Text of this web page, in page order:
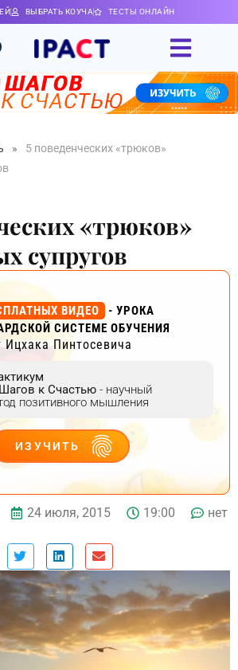
ВЫБРАТЬ КОУЧА ТЕСТЫ ОНЛАЙН
»
5 поведенческих «трюков»
«трюков»
супругов
ВИДЕО
- УРОКА
СИСТЕМЕ ОБУЧЕНИЯ
Ицхака Пинтосевича
к Счастью - научный
позитивного мышления
ИЗУЧИТЬ
24 июля, 2015 19:00
нет